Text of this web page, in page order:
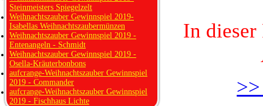
In
Steinmeisters Spiegelzelt
Weihnachtszauber Gewinnspiel 2019-
Isabellas Weihnachtszaubermünzen
Weihnachtszauber Gewinnspiel 2019 -
Entenangeln - Schmidt
Weihnachtszauber Gewinnspiel 2019 -
Osella-Kräuterbonbons
aufcrange-Weihnachtszauber Gewinnspiel
2019 - Commander
aufcrange-Weihnachtszauber Gewinnspiel
2019 - Fischhaus Lichte